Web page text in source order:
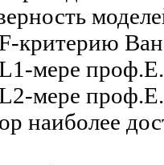
критерию Ван
мере
мере
наиболее